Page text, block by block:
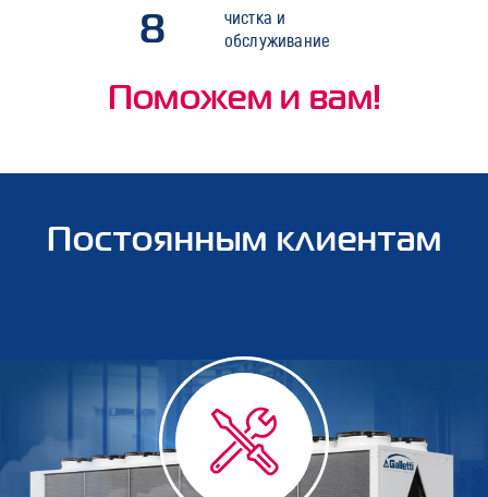
8
чистка и
обслуживание
Поможем и вам!
Постоянным клиентам